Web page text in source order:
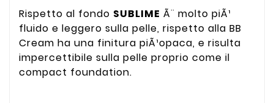
Rispetto al fondo SUBLIME Ã¨ molto piÃ¹
fluido e leggero sulla pelle, rispetto alla BB
Cream ha una finitura piÃ¹opaca, e risulta
impercettibile sulla pelle proprio come il
compact foundation.